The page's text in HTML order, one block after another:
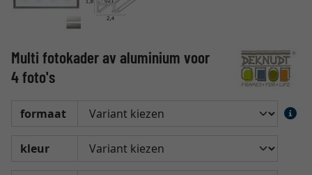
Multi fotokader av aluminium voor
4 foto's
formaat
kleur